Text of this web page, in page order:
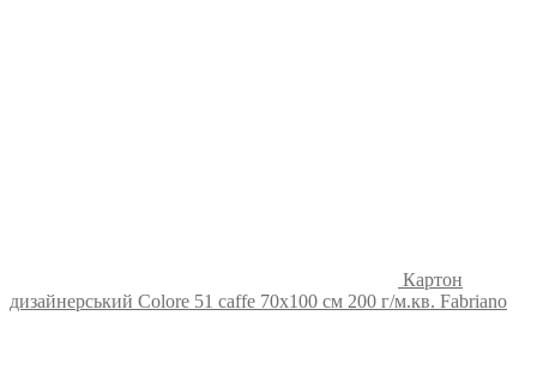
Картон
дизайнерський Colore 51 caffe 70х100 см 200 г/м.кв. Fabriano